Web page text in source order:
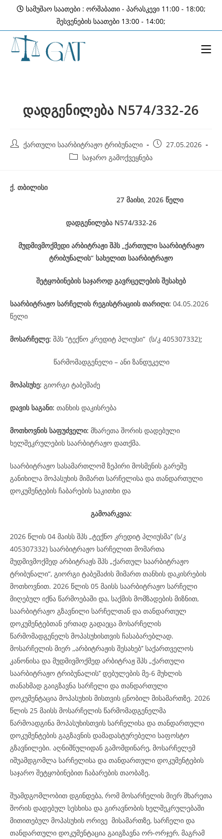
content
სამუშაო საათები : ორშაბათი - პარასკევი 11:00 - 18:00;
შესვენების საათები 13:00 - 14:00;
დადგენილება N574/332-26
Post ქართული საარბიტრაჟო ტრიბუნალი
Post 27.05.2026
Post საჯარო გამოქვეყნება
ქ. თბილისი
27 მაისი, 2026 წელი
დადგენილება N574/332-26
მუდმივმოქმედი არბიტრაჟი შპს „ქართული საარბიტრაჟო
ტრიბუნალის“ სახელით საარბიტრაჟო
შეტყობინების საჯაროდ გავრცელების შესახებ
საარბიტრაჟო სარჩელის რეგისტრაციის თარიღი: 04.05.2026
წელი
მოსარჩელე: შპს “ტექნო კრედიტ პლიუსი“ (ს/კ 405307332);
წარმომადგენელი – ანი ზანდუკელი
მოპასუხე: გიორგი ტაბეშაძე
დავის საგანი: თანხის დაკისრება
მოთხოვნის საფუძველი: მხარეთა შორის დადებული
ხელშეკრულების საარბიტრაჟო დათქმა.
საარბიტრაჟო სასამართლომ ზეპირი მოსმენის გარეშე
განიხილა მოპასუხის მიმართ სარჩელისა და თანდართული
დოკუმენტების ჩაბარების საკითხი და
გამოარკვია:
2026 წლის 04 მაისს შპს „ტექნო კრედიტ პლიუსმა’’ (ს/კ
405307332) საარბიტრაჟო სარჩელით მომართა
მუდმივმოქმედ არბიტრაჟს შპს „ქართულ საარბიტრაჟო
ტრიბუნალი“, გიორგი ტაბეშაძის მიმართ თანხის დაკისრების
მოთხოვნით. 2026 წლის 05 მაისს საარბიტრაჟო სარჩელი
მიღებულ იქნა წარმოებაში და, საქმის მომზადების მიზნით,
საარბიტრაჟო გზავნილი სარჩელთან და თანდართულ
დოკუმენტებთან ერთად გადაეცა მოსარჩელის
წარმომადგენელს მოპასუხისთვის ჩასაბარებლად.
მოსარჩელის მიერ ,,არბიტრაჟის შესახებ’’ საქართველოს
კანონისა და მუდმივმოქმედ არბიტრაჟ შპს „ქართული
საარბიტრაჟო ტრიბუნალის’’ დებულების მე-6 მუხლის
თანახმად გაიგზავნა სარჩელი და თანდართული
დოკუმენტაცია მოპასუხის მისთვის ცნობილ მისამართზე. 2026
წლის 25 მაისს მოსარჩელის წარმომადგენელმა
წარმოადგინა მოპასუხისთვის სარჩელისა და თანდართული
დოკუმენტების გაგზავნის დამადასტურებელი საფოსტო
გზავნილები. აღნიშნულიდან გამომდინარე, მოსარჩელემ
იშუამდგომლა სარჩელისა და თანდართული დოკუმენტების
საჯარო შეტყობინებით ჩაბარების თაობაზე.
შუამდგომლობით დგინდება, რომ მოსარჩელის მიერ მხარეთა
შორის დადებულ სესხისა და გირავნობის ხელშეკრულებაში
მითითებულ მოპასუხის ორივე მისამართზე, სარჩელი და
თანდართული დოკუმენტაცია გაიგზავნა ორ-ორჯერ, მაგრამ